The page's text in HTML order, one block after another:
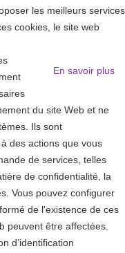
les meilleurs services
cookies, le site web
En savoir plus
du site Web et ne
Ils sont
des actions que vous
de services, telles
de confidentialité, la
Vous pouvez configurer
de l'existence de ces
peuvent être affectées.
d’identification